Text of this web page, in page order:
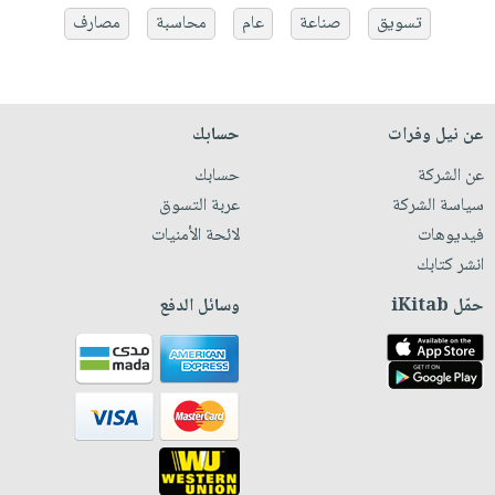
تسويق صناعة عام محاسبة مصارف
عن نيل وفرات
عن الشركة
سياسة الشركة
فيديوهات
انشر كتابك
حسابك
حسابك
عربة التسوق
لائحة الأمنيات
حمّل iKitab وسائل الدفع